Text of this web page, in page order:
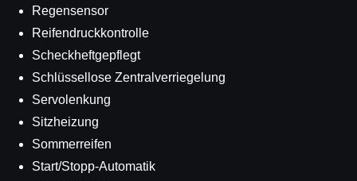
Regensensor
Reifendruckkontrolle
Scheckheftgepflegt
Schlüssellose Zentralverriegelung
Servolenkung
Sitzheizung
Sommerreifen
Start/Stopp-Automatik